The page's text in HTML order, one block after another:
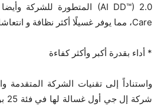
Care، مما يوفر غسيلًا أكثر نظافة و انتعاشا.
* أداء بقدرة أكبر وأكثر كفاءة
واستناداً إلى تقنيات الشركة المتقدمة